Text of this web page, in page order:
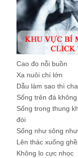
Cao đo nỗi buồn
Xa nuôi chí lớn
Dẫu làm sao thì
Sống trên đá
Sống trong thung
đói
Sống như sông
Lên thác xuống
Không lo cực nhọc